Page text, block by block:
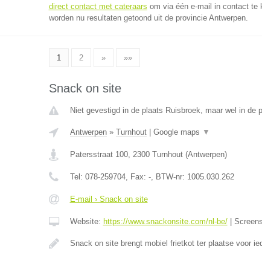
direct contact met cateraars om via één e-mail in contact te
worden nu resultaten getoond uit de provincie Antwerpen.
1 2 » »»
Snack on site
Niet gevestigd in de plaats Ruisbroek, maar wel in de
Antwerpen» Turnhout| Google maps ▼
Patersstraat 100, 2300 Turnhout(Antwerpen)
Tel: 078-259704, Fax: -, BTW-nr: 1005.030.262
E-mail › Snack on site
Website: https://www.snackonsite.com/nl-be/|
Snack on site brengt mobiel frietkot ter plaatse voor